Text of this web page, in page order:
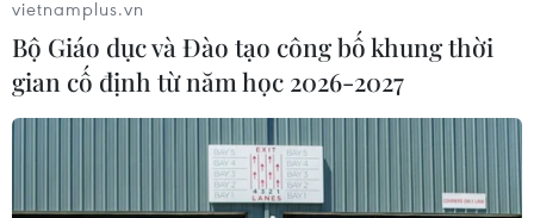
Chuyên gia y tế hàng đầu của Mỹ kêu gọi
tiêm vaccine ngừa COVID-19
vietnamplus.vn
Bộ Giáo dục và Đào tạo công bố khung thời
gian cố định từ năm học 2026-2027